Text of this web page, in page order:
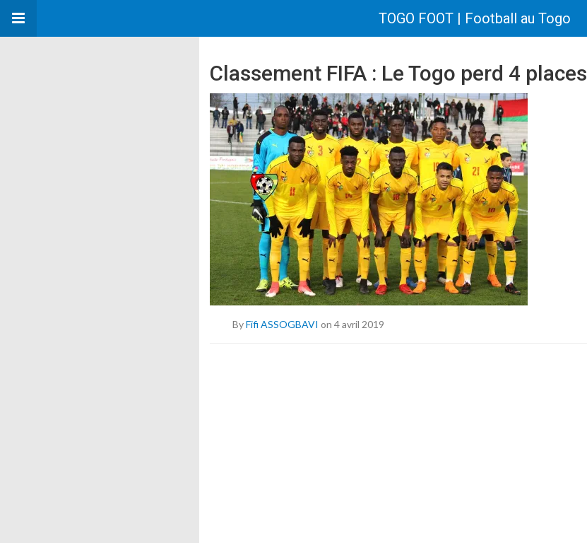
TOGO FOOT | Football au Togo
Classement FIFA : Le Togo perd 4 places
ByFifi ASSOGBAVI on 4 avril 2019